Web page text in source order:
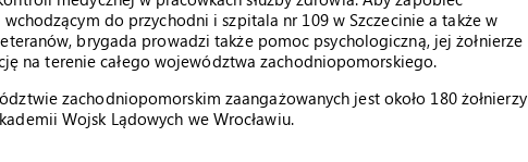
do przychodni i szpitala nr 109 w Szczecinie a także w
brygada prowadzi także pomoc psychologiczną, jej żołnierze
na terenie całego województwa zachodniopomorskiego.
zachodniopomorskim zaangażowanych jest około 180 żołnierzy
Wojsk Lądowych we Wrocławiu.